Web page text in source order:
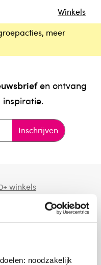
noodzakelijk
Winkels
meer
en ontvang
Inschrijven
winkels